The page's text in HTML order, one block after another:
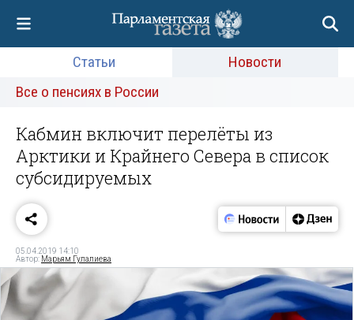
Статьи
Новости
Все о пенсиях в России
Кабмин включит перелёты из
Арктики и Крайнего Севера в список
субсидируемых
05.04.2019 14:10
Автор: Марьям Гулалиева